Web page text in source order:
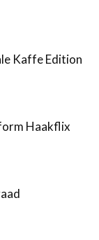
Kaffe Edition
Haakflix